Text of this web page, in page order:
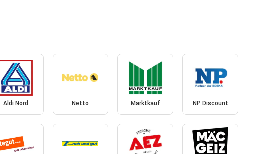
Aldi Nord Netto Marktkauf NP Discount